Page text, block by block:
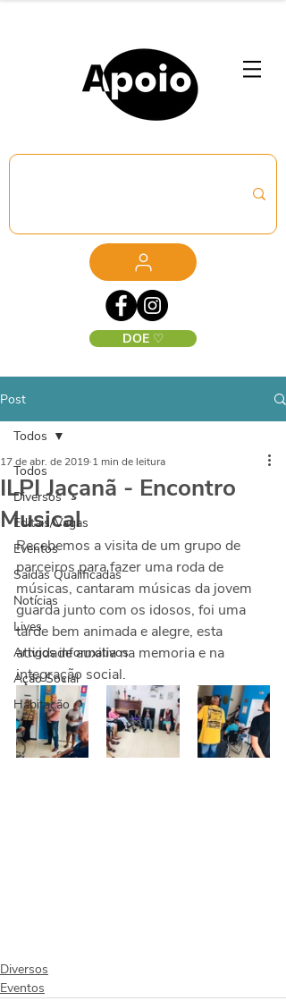
DOE ♡
Post
Todos
Diversos
Editais/Vagas
Eventos
Saídas Qualificadas
Notícias
Lives
Artigos informativos
Ação Social
Habitação
Todos
ILPI Jaçanã - Encontro
Musical
17 de abr. de 2019 1 min de leitura
Recebemos a visita de um grupo de
parceiros para fazer uma roda de
músicas, cantaram músicas da jovem
guarda junto com os idosos, foi uma
tarde bem animada e alegre, esta
atividade auxilia na memoria e na
integração social.
Diversos
Eventos